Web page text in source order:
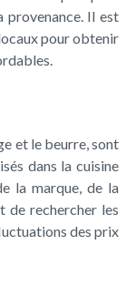
provenance. Il est
pour obtenir
et le beurre, sont
dans la cuisine
la marque, de la
de rechercher les
des prix